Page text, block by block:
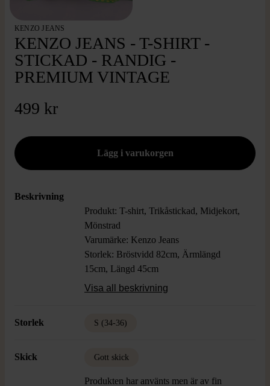
KENZO JEANS
KENZO JEANS - T-SHIRT -
STICKAD - RANDIG -
PREMIUM VINTAGE
499 kr
Beskrivning
Produkt: T-shirt, Trikåstickad, Midjekort,
Mönstrad
Varumärke: Kenzo Jeans
Storlek: Bröstvidd 82cm, Ärmlängd
15cm, Längd 45cm
Färg: Grön, Blå
Visa all beskrivning
Storlek S (34-36)
Skick Gott skick
Produkten har använts men är av fin